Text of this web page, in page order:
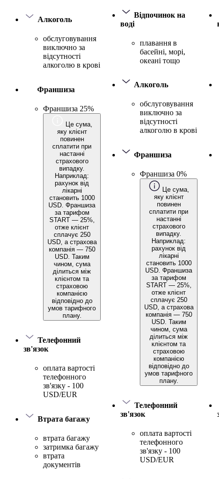
Алкоголь
обслуговування
виключно за
відсутності
алкоголю в крові
Франшиза
Франшиза 25%
Це сума,
яку клієнт
повинен
сплатити при
настанні
страхового
випадку.
Наприклад:
рахунок від
лікарні
становить 1000
USD. Франшиза
за тарифом
START — 25%,
отже клієнт
сплачує 250
USD, а страхова
компанія — 750
USD. Таким
чином, сума
ділиться між
клієнтом та
страховою
компанією
відповідно до
умов тарифного
плану.
Телефонний
зв'язок
оплата вартості
телефонного
зв'язку - 100
USD/EUR
Втрата багажу
втрата багажу
затримка багажу
втрата
документів
Відпочинок на
воді
плавання в
басейні, морі,
океані тощо
Алкоголь
обслуговування
виключно за
відсутності
алкоголю в крові
Франшиза
Франшиза 0%
Це сума,
яку клієнт
повинен
сплатити при
настанні
страхового
випадку.
Наприклад:
рахунок від
лікарні
становить 1000
USD. Франшиза
за тарифом
START — 25%,
отже клієнт
сплачує 250
USD, а страхова
компанія — 750
USD. Таким
чином, сума
ділиться між
клієнтом та
страховою
компанією
відповідно до
умов тарифного
плану.
Телефонний
зв'язок
оплата вартості
телефонного
зв'язку - 100
USD/EUR